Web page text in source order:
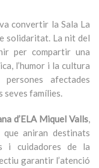
convertir la Sala La
solidaritat. La nit del
per compartir una
l’humor i la cultura
afectades
seves famílies.
d’ELA Miquel Valls,
que aniran destinats
i cuidadores de la
garantir l’atenció